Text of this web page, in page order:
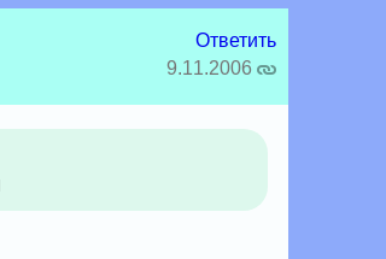
Ответить
9.11.2006